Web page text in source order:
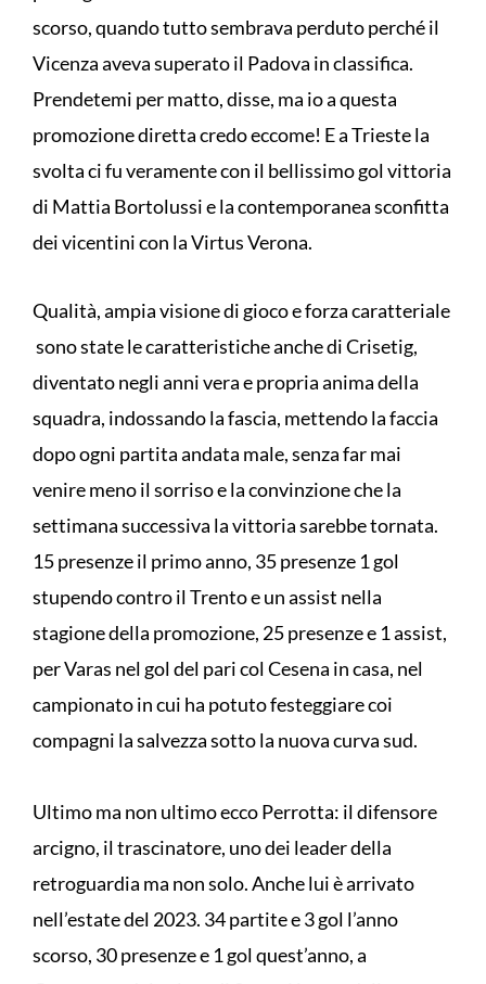
scorso, quando tutto sembrava perduto perché il
Vicenza aveva superato il Padova in classifica.
Prendetemi per matto, disse, ma io a questa
promozione diretta credo eccome! E a Trieste la
svolta ci fu veramente con il bellissimo gol vittoria
di Mattia Bortolussi e la contemporanea sconfitta
dei vicentini con la Virtus Verona.
Qualità, ampia visione di gioco e forza caratteriale
sono state le caratteristiche anche di Crisetig,
diventato negli anni vera e propria anima della
squadra, indossando la fascia, mettendo la faccia
dopo ogni partita andata male, senza far mai
venire meno il sorriso e la convinzione che la
settimana successiva la vittoria sarebbe tornata.
15 presenze il primo anno, 35 presenze 1 gol
stupendo contro il Trento e un assist nella
stagione della promozione, 25 presenze e 1 assist,
per Varas nel gol del pari col Cesena in casa, nel
campionato in cui ha potuto festeggiare coi
compagni la salvezza sotto la nuova curva sud.
Ultimo ma non ultimo ecco Perrotta: il difensore
arcigno, il trascinatore, uno dei leader della
retroguardia ma non solo. Anche lui è arrivato
nell’estate del 2023. 34 partite e 3 gol l’anno
scorso, 30 presenze e 1 gol quest’anno, a